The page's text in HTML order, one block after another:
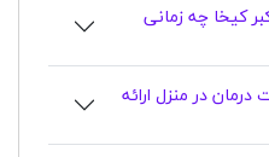
کیخا چه زمانی
در منزل ارائه